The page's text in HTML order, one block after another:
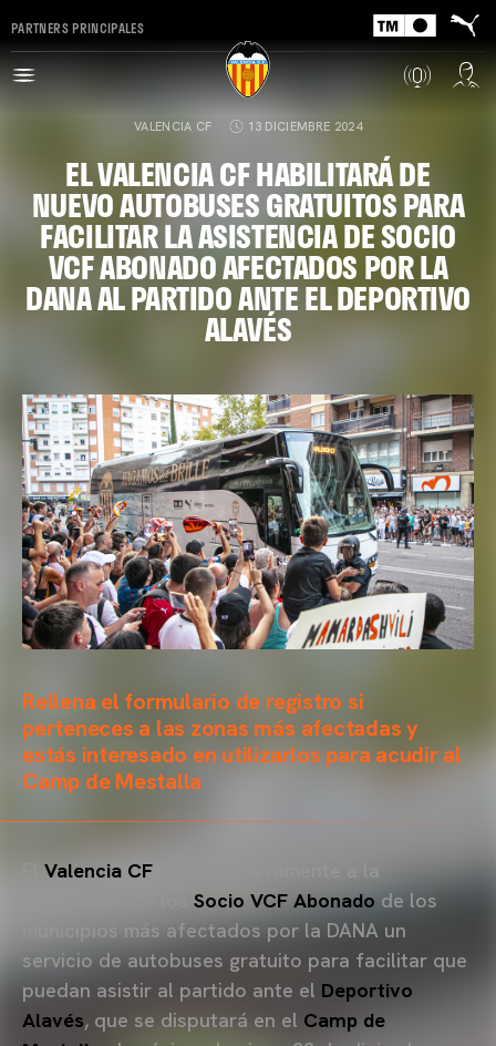
PARTNERS PRINCIPALES
VALENCIA CF 13 DICIEMBRE 2024
EL VALENCIA CF HABILITARÁ DE
NUEVO AUTOBUSES GRATUITOS PARA
FACILITAR LA ASISTENCIA DE SOCIO
VCF ABONADO AFECTADOS POR LA
DANA AL PARTIDO ANTE EL DEPORTIVO
ALAVÉS
Rellena el formulario de registro si
perteneces a las zonas más afectadas y
estás interesado en utilizarlos para acudir al
Camp de Mestalla
Valencia CF
Socio VCF Abonado de los
municipios más afectados por la DANA un
servicio de autobuses gratuito para facilitar que
puedan asistir al partido ante el Deportivo
Alavés, que se disputará en el Camp de